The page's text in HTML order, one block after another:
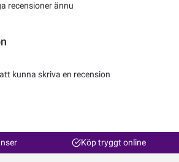
recensioner ännu
kunna skriva en recension
Köp tryggt online